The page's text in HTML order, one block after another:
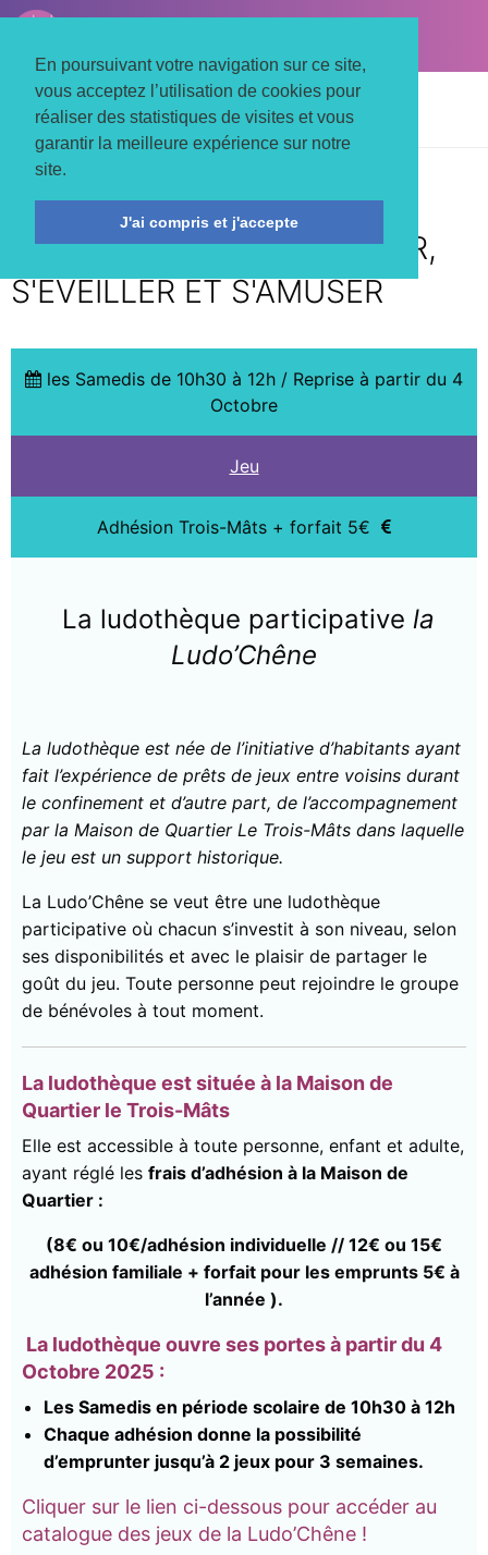
En poursuivant votre navigation sur ce site,
vous acceptez l’utilisation de cookies pour
réaliser des statistiques de visites et vous
garantir la meilleure expérience sur notre
site.
J'ai compris et j'accepte
LE TROIS MATS
Accueil Actualités
Jeu
Ludothèque participative La Ludo’Chêne
DÉCOUVRIR, RIRE, SE
RENCONTRER, EMPRUNTER,
S'ÉVEILLER ET S'AMUSER
les Samedis de 10h30 à 12h / Reprise à partir du 4
Octobre
Jeu
Adhésion Trois-Mâts + forfait 5€
La ludothèque participative la
Ludo’Chêne
La ludothèque est née de l’initiative d’habitants ayant
fait l’expérience de prêts de jeux entre voisins durant
le confinement et d’autre part, de l’accompagnement
par la Maison de Quartier Le Trois-Mâts dans laquelle
le jeu est un support historique.
La Ludo’Chêne se veut être une ludothèque
participative où chacun s’investit à son niveau, selon
ses disponibilités et avec le plaisir de partager le
goût du jeu. Toute personne peut rejoindre le groupe
de bénévoles à tout moment.
La ludothèque est située à la Maison de
Quartier le Trois-Mâts
Elle est accessible à toute personne, enfant et adulte,
ayant réglé les frais d’adhésion à la Maison de
Quartier :
(8€ ou 10€/adhésion individuelle // 12€ ou 15€
adhésion familiale + forfait pour les emprunts 5€ à
l’année ).
La ludothèque ouvre ses portes à partir du 4
Octobre 2025 :
Les Samedis en période scolaire de 10h30 à 12h
Chaque adhésion donne la possibilité
d’emprunter jusqu’à 2 jeux pour 3 semaines.
Cliquer sur le lien ci-dessous pour accéder au
catalogue des jeux de la Ludo’Chêne !